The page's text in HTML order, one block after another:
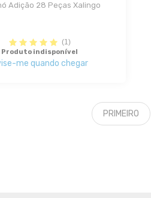
Adição 28 Peças Xalingo
(1)
Produto indisponível
me quando chegar
PRIMEIRO